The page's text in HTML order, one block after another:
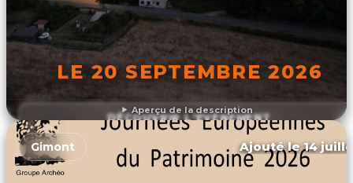
Aperçu de la description
LE 20 SEPTEMBRE 2026
DÉCOUVRIR L'ÉVÉNEMENT
Gimont Ajouté le 14